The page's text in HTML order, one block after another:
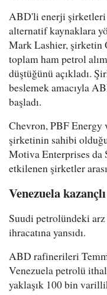
ABD'li enerji
alternatif kaynaklara
Mark Lashier, şirketin
toplam ham petrol
düştüğünü açıkladı.
beslemek amacıyla
başladı.
Chevron, PBF Energy
şirketinin sahibi
Motiva Enterprises da
etkilenen şirketler
Venezuela
Suudi petrolündeki
ihracatına yansıdı.
ABD rafinerileri
Venezuela petrolü
yaklaşık 100 bin